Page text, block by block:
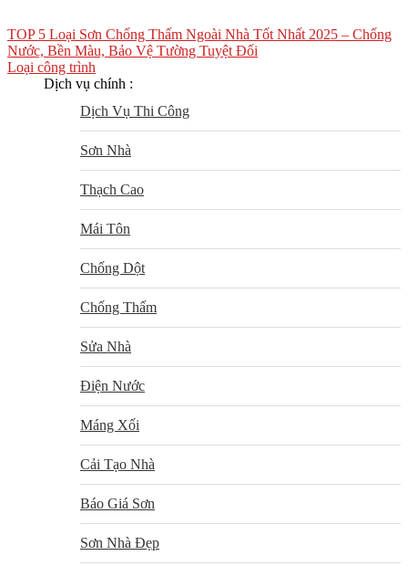
TOP 5 Loại Sơn Chống Thấm Ngoài Nhà Tốt Nhất 2025 – Chống
Nước, Bền Màu, Bảo Vệ Tường Tuyệt Đối
Loại công trình
Dịch vụ chính :
Dịch Vụ Thi Công
Sơn Nhà
Thạch Cao
Mái Tôn
Chống Dột
Chống Thấm
Sửa Nhà
Điện Nước
Máng Xối
Cải Tạo Nhà
Báo Giá Sơn
Sơn Nhà Đẹp